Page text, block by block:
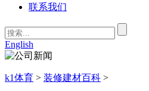
联系我们
English
k1体育 > 装修建材百科 >